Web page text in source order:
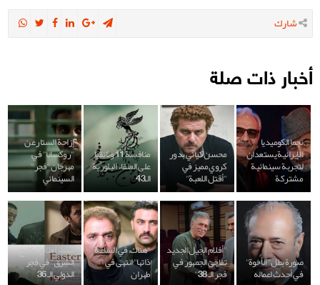
شارك
أخبار ذات صلة
نجما الكوميديا
الإيرانية يستعدان
لتجربة سينمائية
مشتركة
محسن كيائي بدور
كروي مميز في
"أقتل اللعبة"
منافسة 11 وثائقيا
على العنقاء البلورية
الـ43
إزاحة الستار عن
"روكسانا" في
مهرجان "فجر"
السينمائي
صورة بطل "الأخوة"
في أحدث اعماله
"أفلام الجيل الجديد
تفاجئ الجمهور في
فجر الـ 38"
"هناك، في الساعة
ذاتها" انتهى في
طهران
أسماء أفلام "ملامح
الشرق" في فجر
الدولي الـ 36